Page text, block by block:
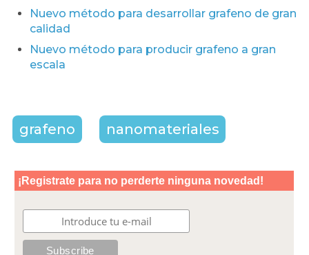
Nuevo método para desarrollar grafeno de gran
calidad
Nuevo método para producir grafeno a gran
escala
grafeno nanomateriales